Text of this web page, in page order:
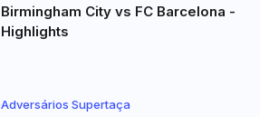
Birmingham City vs FC Barcelona -
Highlights
Adversários Supertaça